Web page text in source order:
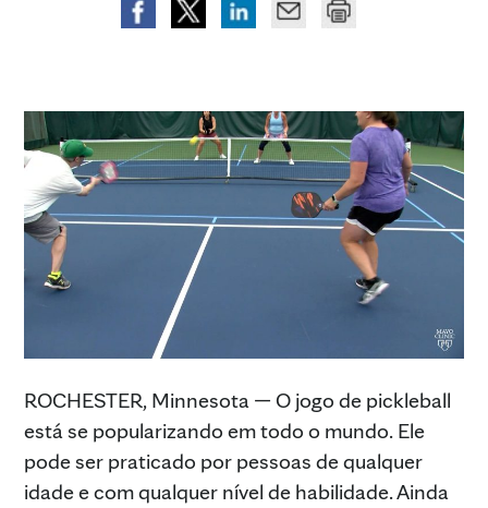
ROCHESTER, Minnesota — O jogo de pickleball
está se popularizando em todo o mundo. Ele
pode ser praticado por pessoas de qualquer
idade e com qualquer nível de habilidade. Ainda